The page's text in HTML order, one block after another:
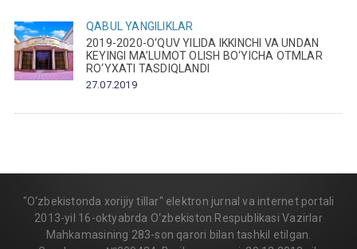
QABUL
YANGILIKLAR
2019-2020-O‘QUV YILIDA IKKINCHI VA UNDAN
KEYINGI MA’LUMOT OLISH BO‘YICHA OTMLAR
RO‘YXATI TASDIQLANDI
27.07.2019
"O‘zbekistonda xorijiy tillar" elektron jurnal va internet portali
2013-yil 16-oktyabrda O‘zbekiston Respublikasi Vazirlar
Mahkamasining 283-son qarori bilan tashkil etilgan.